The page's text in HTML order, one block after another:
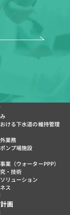
ける下水道の維持管理
業務
ンプ場施設
業（ウォーターPPP）
・技術
リューション
ス
画